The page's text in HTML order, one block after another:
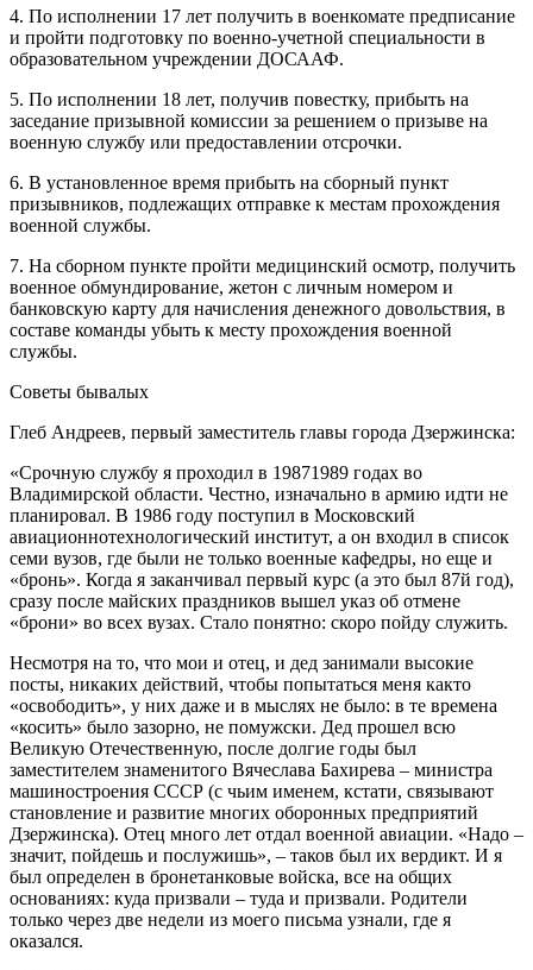
4. По исполнении 17 лет получить в военкомате предписание
и пройти подготовку по военно-учетной специальности в
образовательном учреждении ДОСААФ.
5. По исполнении 18 лет, получив повестку, прибыть на
заседание призывной комиссии за решением о призыве на
военную службу или предоставлении отсрочки.
6. В установленное время прибыть на сборный пункт
призывников, подлежащих отправке к местам прохождения
военной службы.
7. На сборном пункте пройти медицинский осмотр, получить
военное обмундирование, жетон с личным номером и
банковскую карту для начисления денежного довольствия, в
составе команды убыть к месту прохождения военной
службы.
Советы бывалых
Глеб Андреев, первый заместитель главы города Дзержинска:
«Срочную службу я проходил в 1987­1989 годах во
Владимирской области. Честно, изначально в армию идти не
планировал. В 1986 году поступил в Московский
авиационно­технологический институт, а он входил в список
семи вузов, где были не только военные кафедры, но еще и
«бронь». Когда я заканчивал первый курс (а это был 87­й год),
сразу после майских праздников вышел указ об отмене
«брони» во всех вузах. Стало понятно: скоро пойду служить.
Несмотря на то, что мои и отец, и дед занимали высокие
посты, никаких действий, чтобы попытаться меня как­то
«освободить», у них даже и в мыслях не было: в те времена
«косить» было зазорно, не по­мужски. Дед прошел всю
Великую Отечественную, после долгие годы был
заместителем знаменитого Вячеслава Бахирева – министра
машиностроения СССР (с чьим именем, кстати, связывают
становление и развитие многих оборонных предприятий
Дзержинска). Отец много лет отдал военной авиации. «Надо –
значит, пойдешь и послужишь», – таков был их вердикт. И я
был определен в бронетанковые войска, все на общих
основаниях: куда призвали – туда и призвали. Родители
только через две недели из моего письма узнали, где я
оказался.